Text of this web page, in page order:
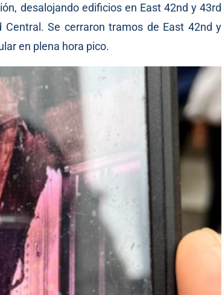
desalojando edificios en East 42nd y 43rd
Se cerraron tramos de East 42nd y
en plena hora pico.